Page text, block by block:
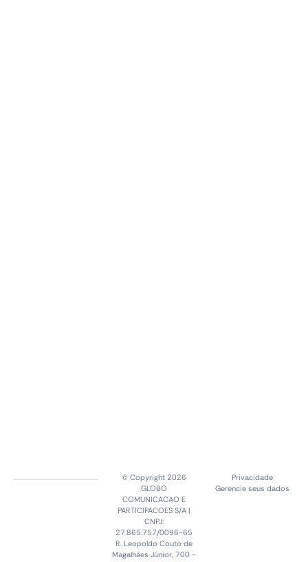
© Copyright 2026
GLOBO
COMUNICACAO E
PARTICIPACOES S/A |
CNPJ:
27.865.757/0096-65
R. Leopoldo Couto de
Magalhães Júnior, 700 -
Privacidade
Gerencie seus dados